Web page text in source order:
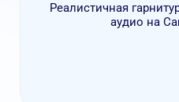
Реалистичная
аудио на